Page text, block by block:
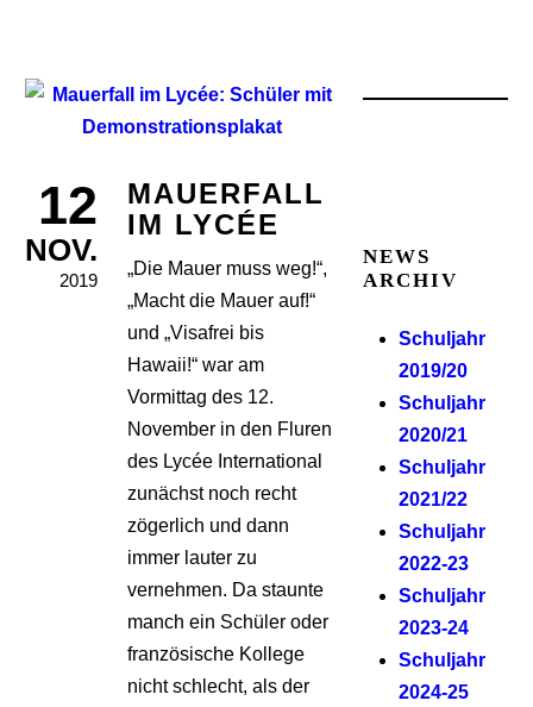
12
NOV.
2019
MAUERFALL
IM LYCÉE
„Die Mauer muss weg!“,
„Macht die Mauer auf!“
und „Visafrei bis
Hawaii!“ war am
Vormittag des 12.
November in den Fluren
des Lycée International
zunächst noch recht
zögerlich und dann
immer lauter zu
vernehmen. Da staunte
manch ein Schüler oder
französische Kollege
nicht schlecht, als der
NEWS
ARCHIV
Schuljahr
2019/20
Schuljahr
2020/21
Schuljahr
2021/22
Schuljahr
2022-23
Schuljahr
2023-24
Schuljahr
2024-25